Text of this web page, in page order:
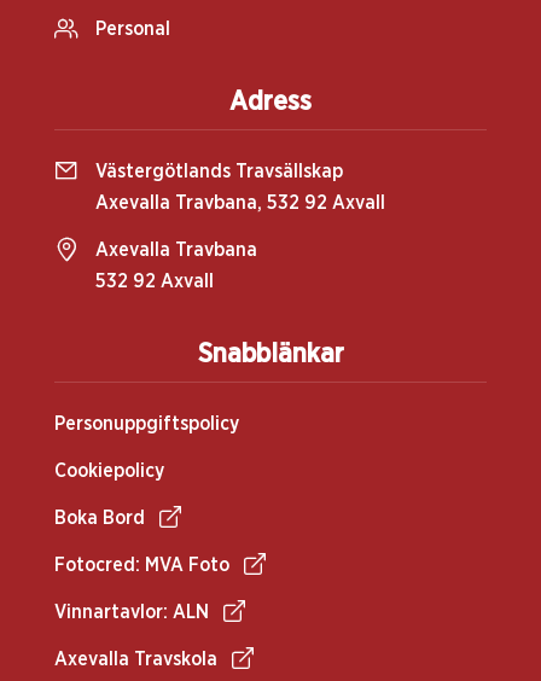
Snabblänkar
Personuppgiftspolicy
Cookiepolicy
Boka Bord
Fotocred: MVA Foto
Vinnartavlor: ALN
Axevalla Travskola
Personal
Adress
Västergötlands Travsällskap
Axevalla Travbana, 532 92 Axvall
Axevalla Travbana
532 92 Axvall